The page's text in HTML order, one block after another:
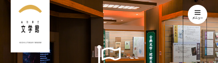
KOCHI LITERARY MUSEUM